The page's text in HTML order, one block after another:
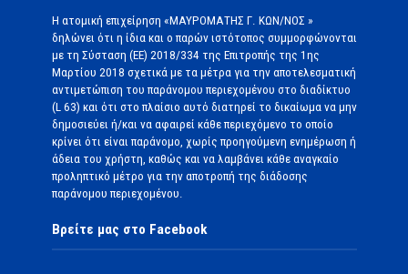
Η ατομική επιχείρηση «ΜΑΥΡΟΜΑΤΗΣ Γ. ΚΩΝ/ΝΟΣ »
δηλώνει ότι η ίδια και ο παρών ιστότοπος συμμορφώνονται
με τη Σύσταση (ΕΕ) 2018/334 της Επιτροπής της 1ης
Μαρτίου 2018 σχετικά με τα μέτρα για την αποτελεσματική
αντιμετώπιση του παράνομου περιεχομένου στο διαδίκτυο
(L 63) και ότι στο πλαίσιο αυτό διατηρεί το δικαίωμα να μην
δημοσιεύει ή/και να αφαιρεί κάθε περιεχόμενο το οποίο
κρίνει ότι είναι παράνομο, χωρίς προηγούμενη ενημέρωση ή
άδεια του χρήστη, καθώς και να λαμβάνει κάθε αναγκαίο
προληπτικό μέτρο για την αποτροπή της διάδοσης
παράνομου περιεχομένου.
Βρείτε μας στο Facebook